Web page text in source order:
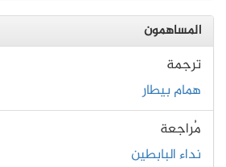
المساهمون
ترجمة
همام بيطار
مُراجعة
نداء البابطين